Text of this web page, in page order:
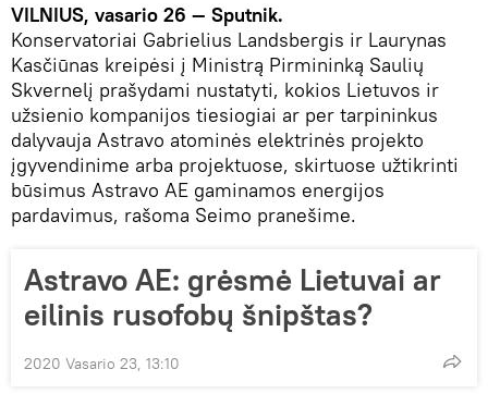
VILNIUS, vasario 26 — Sputnik.
Konservatoriai Gabrielius Landsbergis ir Laurynas
Kasčiūnas kreipėsi į Ministrą Pirmininką Saulių
Skvernelį prašydami nustatyti, kokios Lietuvos ir
užsienio kompanijos tiesiogiai ar per tarpininkus
dalyvauja Astravo atominės elektrinės projekto
įgyvendinime arba projektuose, skirtuose užtikrinti
būsimus Astravo AE gaminamos energijos
pardavimus, rašoma Seimo pranešime.
Astravo AE: grėsmė Lietuvai ar
eilinis rusofobų šnipštas?
2020 Vasario 23, 13:10